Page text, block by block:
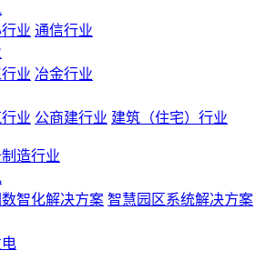
业 通信行业
业 冶金行业
业 公商建行业 建筑（住宅）行业
造行业
智化解决方案 智慧园区系统解决方案